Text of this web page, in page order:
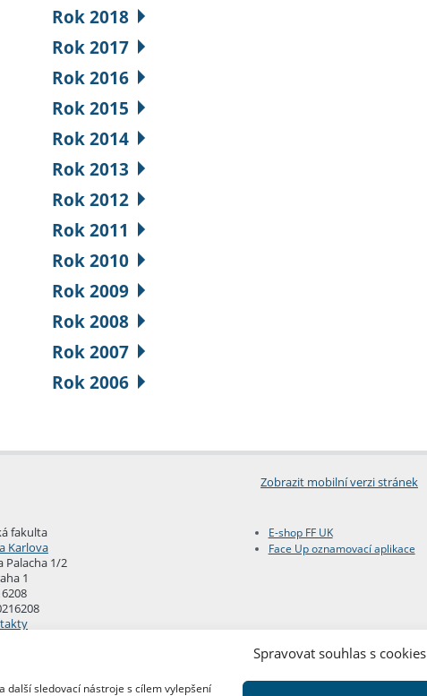
Spravovat souhlas s cookies
další sledovací nástroje s cílem vylepšení
Rok 2018
Rok 2017
Rok 2016
Rok 2015
Rok 2014
Rok 2013
Rok 2012
Rok 2011
Rok 2010
Rok 2009
Rok 2008
Rok 2007
Rok 2006
Zobrazit mobilní verzi stránek
fakulta
Karlova
Palacha 1/2
1
E-shop FF UK
Face Up oznamovací aplikace